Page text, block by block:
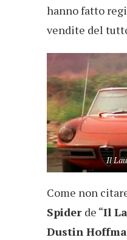
hanno fatto
vendite del
Il
Come non
Spider de “Il
Dustin